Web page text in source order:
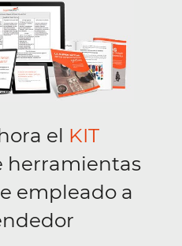
el KIT
herramientas
empleado a